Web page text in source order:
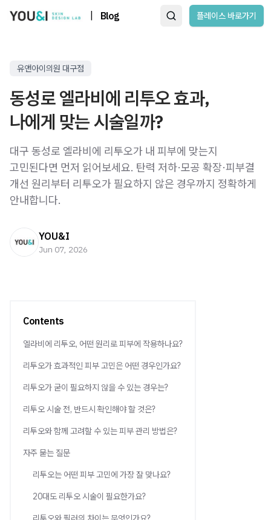
Blog 플레이스 바로가기
유앤아이의원 대구점
동성로 엘라비에 리투오 효과,
나에게 맞는 시술일까?
대구 동성로 엘라비에 리투오가 내 피부에 맞는지
고민된다면 먼저 읽어보세요. 탄력 저하·모공 확장·피부결
개선 원리부터 리투오가 필요하지 않은 경우까지 정확하게
안내합니다.
YOU&I
Jun 07, 2026
Contents
엘라비에 리투오, 어떤 원리로 피부에 작용하나요?
리투오가 효과적인 피부 고민은 어떤 경우인가요?
리투오가 굳이 필요하지 않을 수 있는 경우는?
리투오 시술 전, 반드시 확인해야 할 것은?
리투오와 함께 고려할 수 있는 피부 관리 방법은?
자주 묻는 질문
리투오는 어떤 피부 고민에 가장 잘 맞나요?
20대도 리투오 시술이 필요한가요?